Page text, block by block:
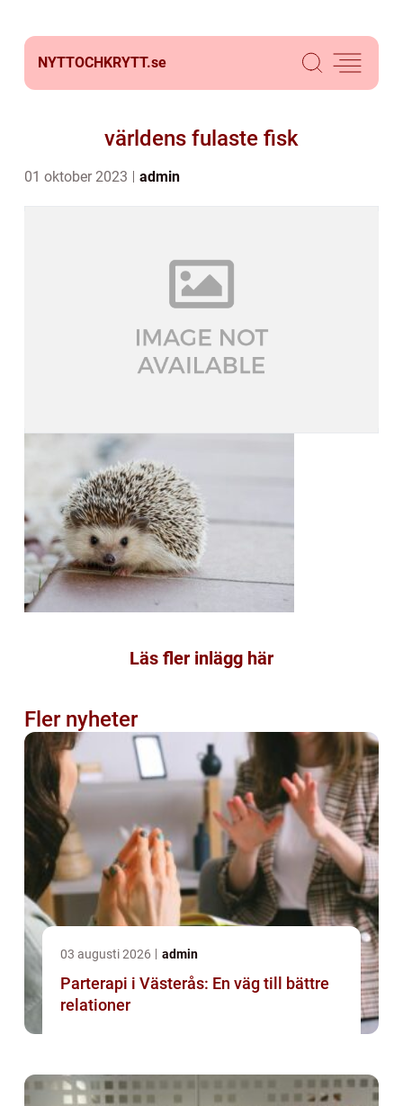
NYTTOCHKRYTT.se
världens fulaste fisk
01 oktober 2023 admin
Läs fler inlägg här
Fler nyheter
03 augusti 2026 admin
Parterapi i Västerås: En väg till bättre
relationer